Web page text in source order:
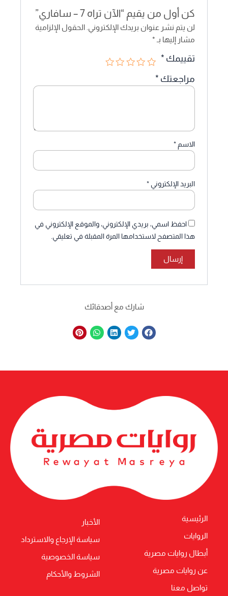
كن أول من يقيم “الآن تراه 7 – سافاري”
لن يتم نشر عنوان بريدك الإلكتروني. الحقول الإلزامية
مشار إليها بـ *
تقييمك *
مراجعتك *
الاسم*
البريد الإلكتروني*
احفظ اسمي، بريدي الإلكتروني، والموقع الإلكتروني في
هذا المتصفح لاستخدامها المرة المقبلة في تعليقي.
شارك مع أصدقائك
الرئيسية
الروايات
أبطال روايات مصرية
عن روايات مصرية
تواصل معنا
الأخبار
سياسة الإرجاع والاسترداد
سياسة الخصوصية
الشروط والأحكام